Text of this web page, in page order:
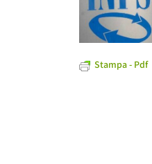
Stampa - Pdf